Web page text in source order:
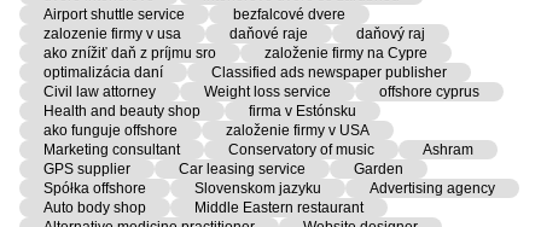
Airport shuttle service
bezfalcové dvere
zalozenie firmy v usa
daňové raje
daňový raj
ako znížiť daň z príjmu sro
založenie firmy na Cypre
optimalizácia daní
Classified ads newspaper publisher
Civil law attorney
Weight loss service
offshore cyprus
Health and beauty shop
firma v Estónsku
ako funguje offshore
založenie firmy v USA
Marketing consultant
Conservatory of music
Ashram
GPS supplier
Car leasing service
Garden
Spółka offshore
Slovenskom jazyku
Advertising agency
Auto body shop
Middle Eastern restaurant